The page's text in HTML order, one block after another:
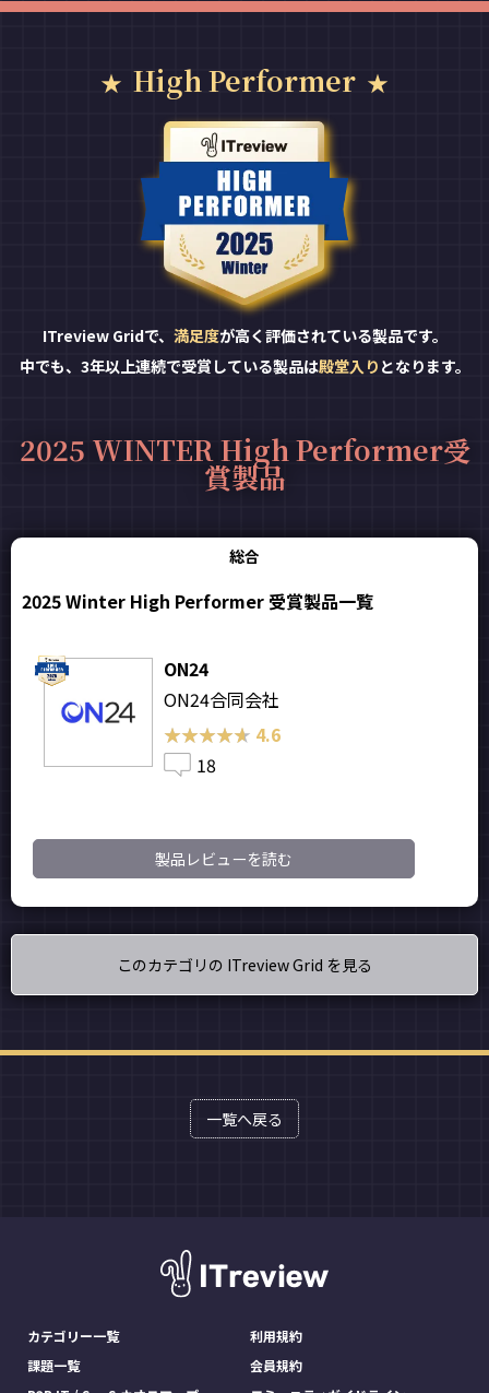
High Performer
ITreview Gridで、 満足度が高く評価されている製品です。
中でも、3年以上連続で受賞している製品は殿堂入り となります。
2025 WINTER High Performer受
賞製品
総合
2025 Winter High Performer 受賞製品一覧
ON24
ON24合同会社
★★★★★
★★★★★ 4.6
18
製品レビューを読む
このカテゴリの ITreview Grid を見る
一覧へ戻る
カテゴリー一覧
課題一覧
利用規約
会員規約